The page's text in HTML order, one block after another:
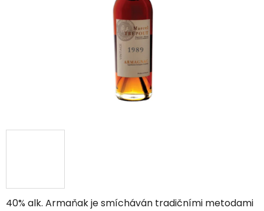
40% alk. Armaňak je smícháván tradičními metodami